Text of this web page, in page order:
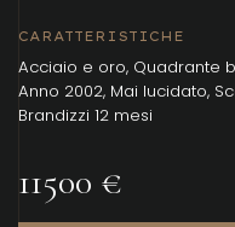
CARATTERISTICHE
Acciaio e oro, Quadrante
Anno 2002, Mai lucidato,
Brandizzi 12 mesi
11500 €